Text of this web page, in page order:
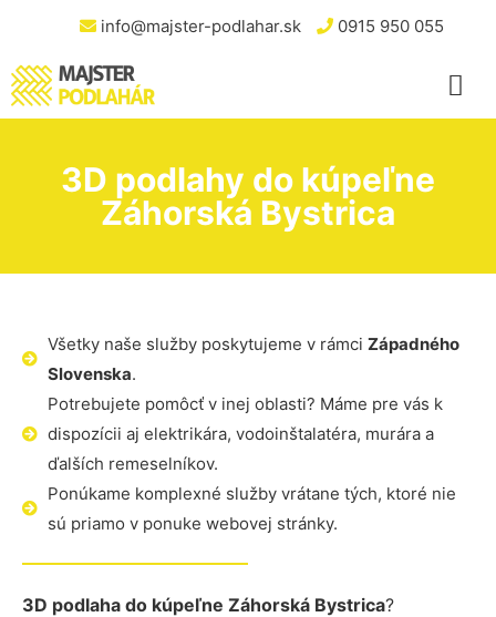
info@majster-podlahar.sk 0915 950 055
3D podlahy do kúpeľne
Záhorská Bystrica
Všetky naše služby poskytujeme v rámci Západného
Slovenska.
Potrebujete pomôcť v inej oblasti? Máme pre vás k
dispozícii aj elektrikára, vodoinštalatéra, murára a
ďalších remeselníkov.
Ponúkame komplexné služby vrátane tých, ktoré nie
sú priamo v ponuke webovej stránky.
3D podlaha do kúpeľne Záhorská Bystrica?